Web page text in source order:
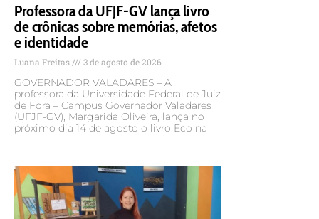
Professora da UFJF-GV lança livro
de crônicas sobre memórias, afetos
e identidade
Luana Freitas 3 de agosto de 2026
GOVERNADOR VALADARES – A
professora da Universidade Federal de Juiz
de Fora – Campus Governador Valadares
(UFJF-GV), Margarida Oliveira, lança no
próximo dia 14 de agosto o livro Eco na